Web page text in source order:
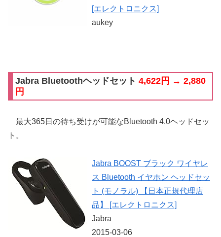
[エレクトロニクス]
aukey
Jabra Bluetoothヘッドセット 4,622円 → 2,880
円
最大365日の待ち受けが可能なBluetooth 4.0ヘッドセッ
ト。
Jabra BOOST ブラック ワイヤレ
ス Bluetooth イヤホン ヘッドセッ
ト (モノラル) 【日本正規代理店
品】 [エレクトロニクス]
Jabra
2015-03-06